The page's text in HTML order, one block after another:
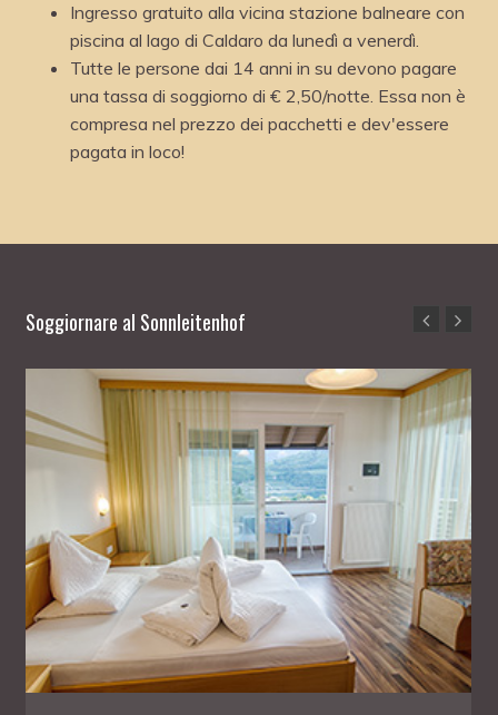
Ingresso gratuito alla vicina stazione balneare con
piscina al lago di Caldaro da lunedì a venerdì.
Tutte le persone dai 14 anni in su devono pagare
una tassa di soggiorno di € 2,50/notte. Essa non è
compresa nel prezzo dei pacchetti e dev'essere
pagata in loco!
Soggiornare al Sonnleitenhof